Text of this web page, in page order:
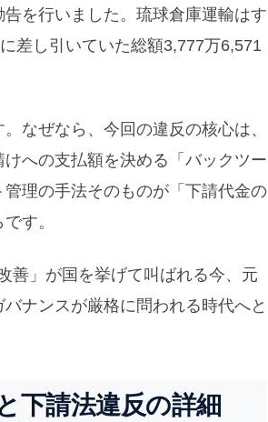
を行いました。琉球倉庫運輸はす
差し引いていた総額3,777万6,571
なぜなら、今回の違反の核心は、
への支払額を決める「バックツー
理の手法そのものが「下請代金の
す。
善」が国を挙げて叫ばれる今、元
ナンスが厳格に問われる時代へと
下請法違反の詳細